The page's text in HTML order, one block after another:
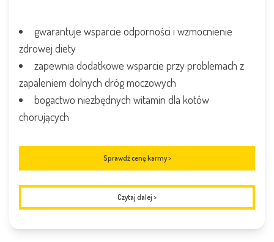
gwarantuje wsparcie odporności i wzmocnienie
zdrowej diety
zapewnia dodatkowe wsparcie przy problemach z
zapaleniem dolnych dróg moczowych
bogactwo niezbędnych witamin dla kotów
chorujących
Sprawdź cenę karmy >
Czytaj dalej >